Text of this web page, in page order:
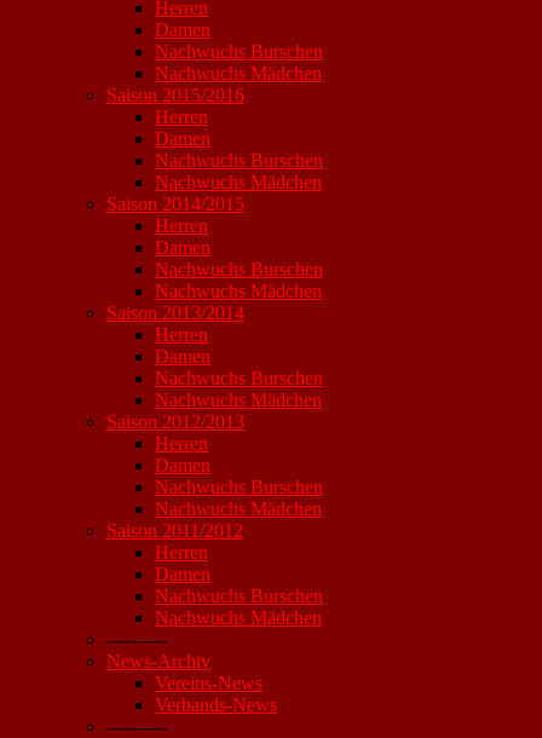
Herren
Damen
Nachwuchs Burschen
Nachwuchs Mädchen
Saison 2015/2016
Herren
Damen
Nachwuchs Burschen
Nachwuchs Mädchen
Saison 2014/2015
Herren
Damen
Nachwuchs Burschen
Nachwuchs Mädchen
Saison 2013/2014
Herren
Damen
Nachwuchs Burschen
Nachwuchs Mädchen
Saison 2012/2013
Herren
Damen
Nachwuchs Burschen
Nachwuchs Mädchen
Saison 2011/2012
Herren
Damen
Nachwuchs Burschen
Nachwuchs Mädchen
----------
News-Archiv
Vereins-News
Verbands-News
----------